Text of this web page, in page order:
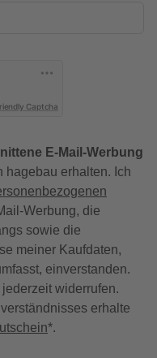
Captcha
E-Mail-Werbung
hagebau erhalten. Ich
Werbung, die
sowie die
meiner Kaufdaten,
einverstanden.
widerrufen.
erhalte
*.